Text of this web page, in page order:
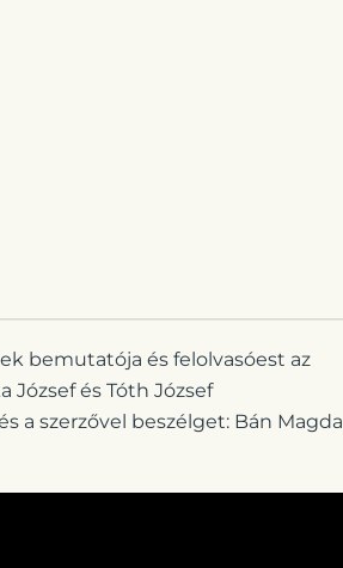
bemutatója és felolvasóest az
József és Tóth József
a szerzővel beszélget: Bán Magda